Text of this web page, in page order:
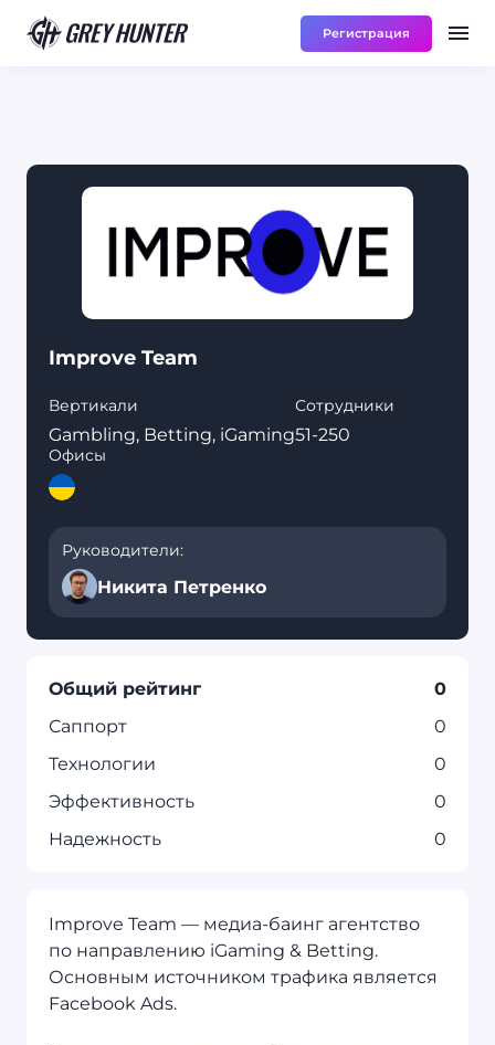
UA Работа
Регистрация
Improve Team
Вертикали
Gambling, Betting, iGaming
Сотрудники
51-250
Офисы
Руководители:
Никита Петренко
Improve Team — медиа-баинг агентство
по направлению iGaming & Betting.
Основным источником трафика является
Facebook Ads.
Общий рейтинг
0
Саппорт
0
Технологии
0
Эффективность
0
Надежность
0